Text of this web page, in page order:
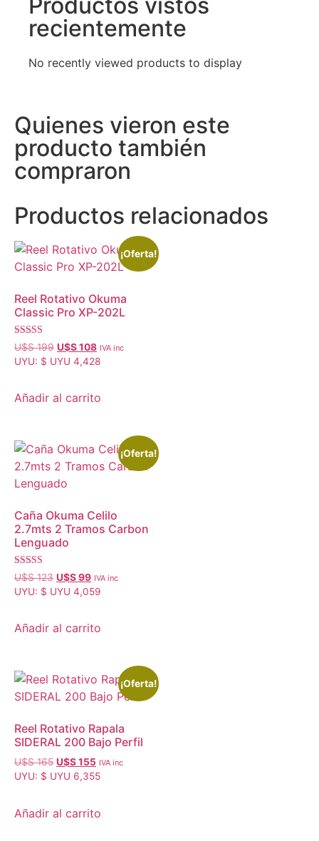
recientemente
No recently viewed products to display
Quienes vieron este
producto también
compraron
Productos relacionados
¡Oferta!
Reel Rotativo Okuma
Classic Pro XP-202L
Valorado con
5.00
de 5
U$S199 U$S108 IVA inc
UYU: $ UYU 4,428
Añadir al carrito
¡Oferta!
Caña Okuma Celilo
2.7mts 2 Tramos Carbon
Lenguado
Valorado con
5.00
de 5
U$S123 U$S99 IVA inc
UYU: $ UYU 4,059
Añadir al carrito
¡Oferta!
Reel Rotativo Rapala
SIDERAL 200 Bajo Perfil
U$S165 U$S155 IVA inc
UYU: $ UYU 6,355
Añadir al carrito